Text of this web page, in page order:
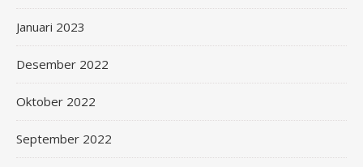
Januari 2023
Desember 2022
Oktober 2022
September 2022